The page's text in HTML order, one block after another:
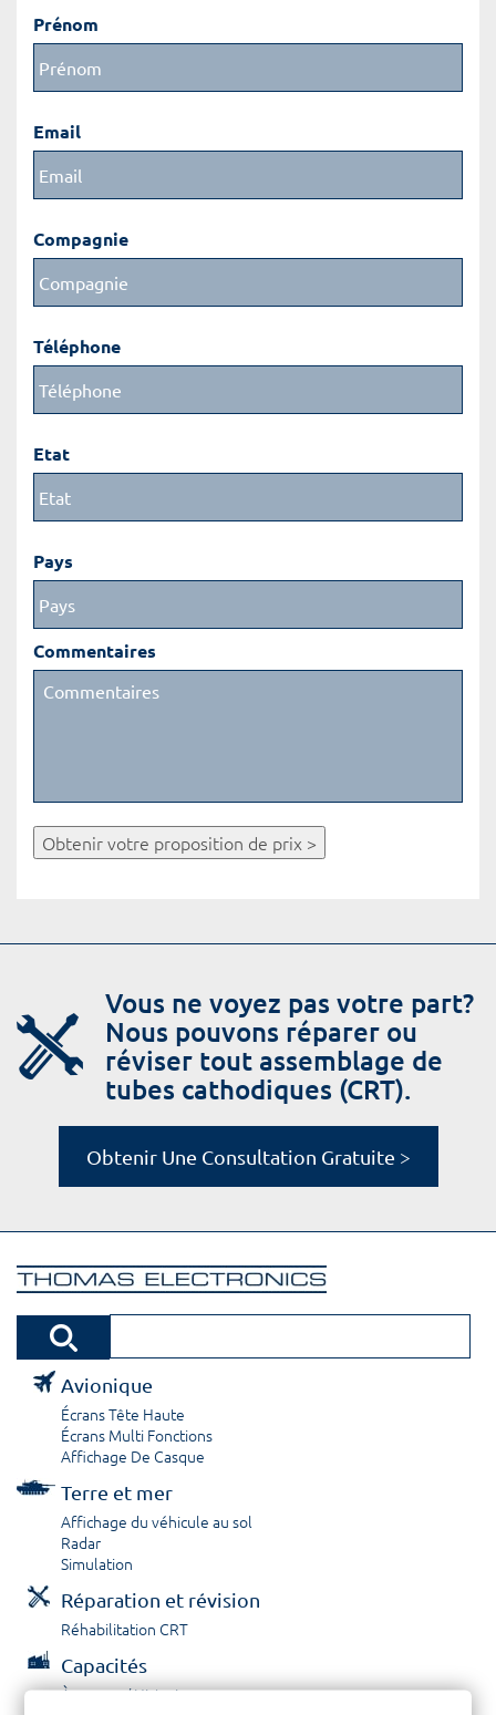
Prénom
Email
Compagnie
Téléphone
Etat
Pays
Commentaires
Obtenir votre proposition de prix >
Vous ne voyez pas votre part?
Nous pouvons réparer ou
réviser tout assemblage de
tubes cathodiques (CRT).
Obtenir Une Consultation Gratuite >
Avionique
Écrans Tête Haute
Écrans Multi Fonctions
Affichage De Casque
Terre et mer
Affichage du véhicule au sol
Radar
Simulation
Réparation et révision
Réhabilitation CRT
Capacités
À propos / Historique